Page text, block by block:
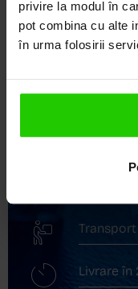
privire la modul în
pot combina cu alte
în urma folosirii
COZETTE este
Ne mândrim cu o
mai sofisticate
Livrare în